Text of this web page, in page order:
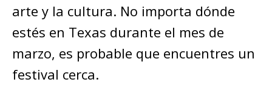
arte y la cultura. No importa dónde
estés en Texas durante el mes de
marzo, es probable que encuentres un
festival cerca.